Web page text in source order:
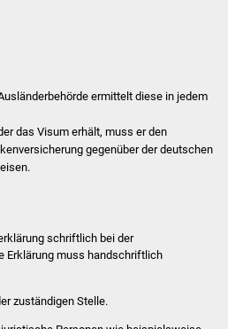
Presse
Bürger & Service
Lebenslagen
Formulare
ermittelt diese in jedem
das Visum erhält, muss er den
gegenüber der deutschen
schriftlich bei der
Erklärung muss handschriftlich
zuständigen Stelle.